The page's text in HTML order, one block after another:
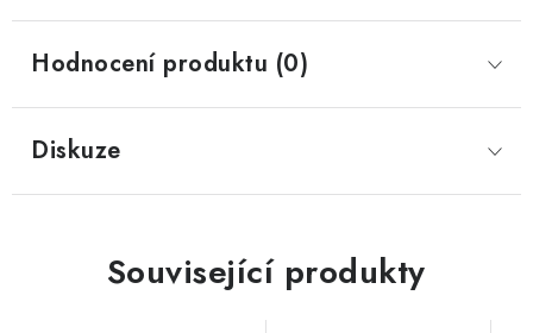
Hodnocení produktu (0)
Diskuze
Související produkty